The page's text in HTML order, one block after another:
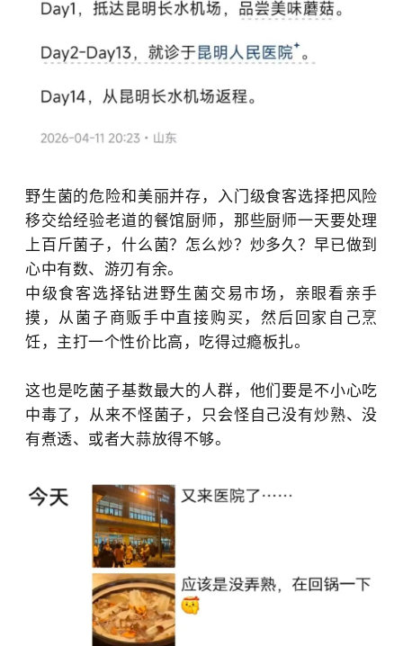
野生菌的危险和美丽并存，入门级食客选择把风险
移交给经验老道的餐馆厨师，那些厨师一天要处理
上百斤菌子，什么菌？怎么炒？炒多久？早已做到
心中有数、游刃有余。
中级食客选择钻进野生菌交易市场，亲眼看亲手
摸，从菌子商贩手中直接购买，然后回家自己烹
饪，主打一个性价比高，吃得过瘾板扎。
这也是吃菌子基数最大的人群，他们要是不小心吃
中毒了，从来不怪菌子，只会怪自己没有炒熟、没
有煮透、或者大蒜放得不够。